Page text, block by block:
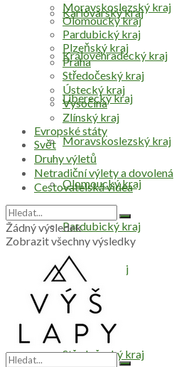
Karlovarský kraj
Královéhradecký kraj
Liberecký kraj
Moravskoslezský kraj
Olomoucký kraj
Pardubický kraj
Plzeňský kraj
Praha
Středočeský kraj
Moravskoslezský kraj
Olomoucký kraj
Pardubický kraj
Plzeňský kraj
Praha
Středočeský kraj
Ústecký kraj
Vysočina
Zlínský kraj
Evropské státy
Svět
Druhy výletů
Netradiční výlety a dovolená
Cestovatelská videa
Žádný výsledek
Zobrazit všechny výsledky